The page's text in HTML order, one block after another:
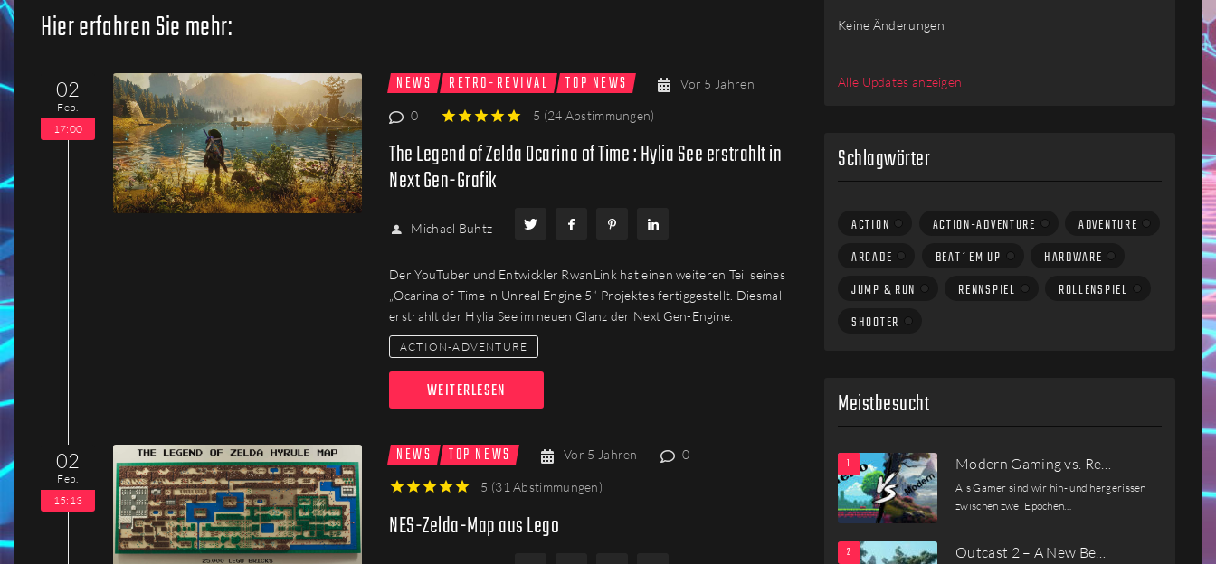
Menschen
Hier erfahren Sie mehr:
02
Feb.
17:00
NEWS RETRO-REVIVAL TOP NEWS Vor 5 Jahren
0 5 (24 Abstimmungen)
The Legend of Zelda Ocarina of Time : Hylia See erstrahlt in
Next Gen-Grafik
Michael Buhtz
Der YouTuber und Entwickler RwanLink hat einen weiteren Teil seines
„Ocarina of Time in Unreal Engine 5“-Projektes fertiggestellt. Diesmal
erstrahlt der Hylia See im neuen Glanz der Next Gen-Engine.
ACTION-ADVENTURE
WEITERLESEN
02
Feb.
15:13
NEWS TOP NEWS Vor 5 Jahren 0
5 (31 Abstimmungen)
NES-Zelda-Map aus Lego
Keine Änderungen
Alle Updates anzeigen
Schlagwörter
ACTION ACTION-ADVENTURE
ADVENTURE
ARCADE
BEAT´EM UP
HARDWARE
JUMP & RUN
RENNSPIEL
ROLLENSPIEL
SHOOTER
Meistbesucht
Modern Gaming vs. Re…
Als Gamer sind wir hin- und hergerissen
zwischen zwei Epochen…
Outcast 2 – A New Be…